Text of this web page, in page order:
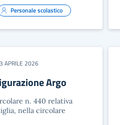
Personale scolastico
APRILE 2026
Argo
n. 440 relativa
nella circolare